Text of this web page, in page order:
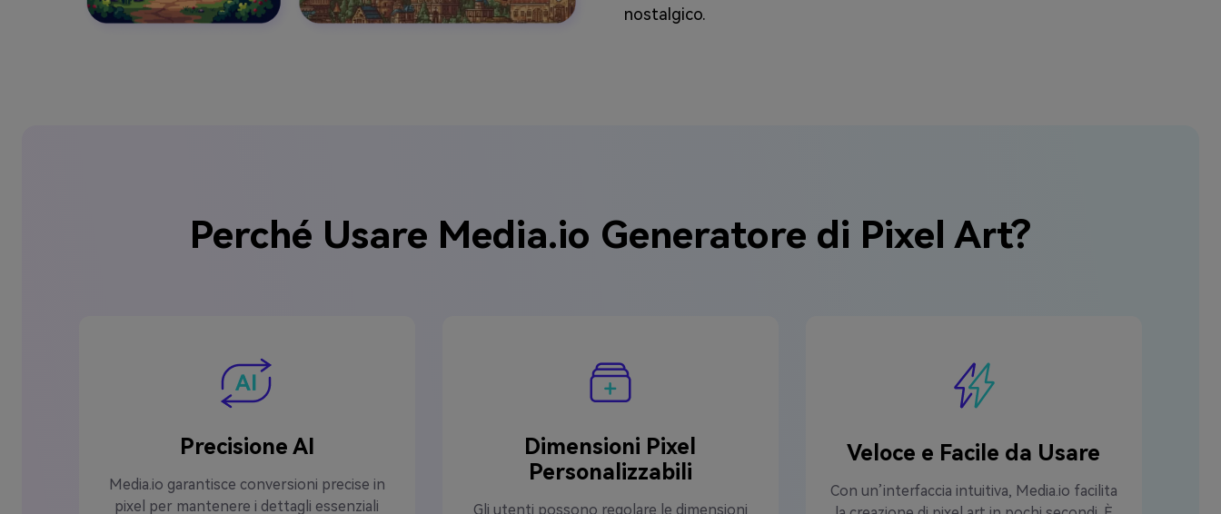
nostalgico.
Perché Usare Media.io Generatore di Pixel Art?
Precisione AI
Media.io garantisce conversioni precise in
pixel per mantenere i dettagli essenziali
Dimensioni Pixel
Personalizzabili
Gli utenti possono regolare le dimensioni
Veloce e Facile da Usare
Con un’interfaccia intuitiva, Media.io facilita